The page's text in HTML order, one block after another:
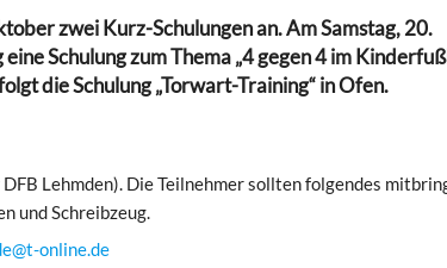
zwei Kurz-Schulungen an. Am Samstag, 20.
Schulung zum Thema „4 gegen 4 im
die Schulung „Torwart-Training“ in Ofen.
Lehmden). Die Teilnehmer sollten folgendes
und Schreibzeug.
online.de